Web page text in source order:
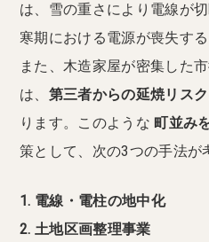
は、雪の重さにより電線が
寒期における電源が喪失す
また、木造家屋が密集した
は、 第三者からの延焼リスク
ります。このような町並み
策として、次の3つの手法が
1. 電線・電柱の地中化
2. 土地区画整理事業